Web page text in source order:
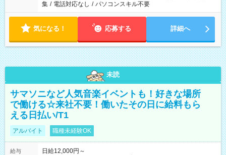
集 / 電話対応なし / パソコンスキル不要
気になる！ 応募する 詳細へ
未読
サマソニなど人気音楽イベントも！好きな場所
で働ける☆来社不要！働いたその日に給料もら
える日払い/T1
アルバイト 職種未経験OK
給与
日給12,000円～